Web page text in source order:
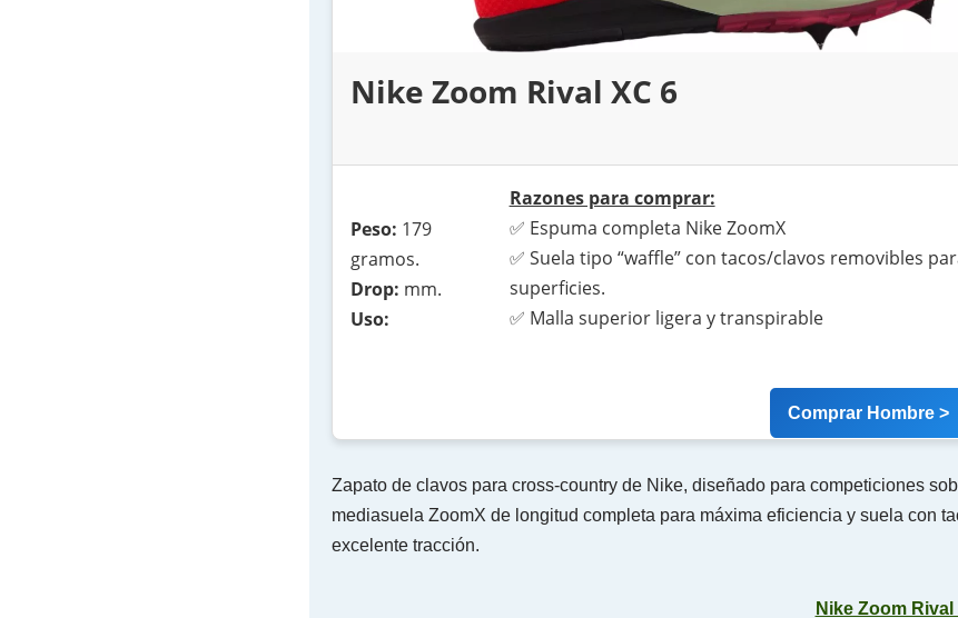
Nike Zoom Rival XC 6
Peso: 179
gramos.
Drop: mm.
Uso:
Razones para comprar:
✅ Espuma completa Nike ZoomX
✅ Suela tipo “waffle” con tacos/clavos removibles
superficies.
✅ Malla superior ligera y transpirable
Comprar Hombre >
Zapato de clavos para cross-country de Nike, diseñado para competiciones
mediasuela ZoomX de longitud completa para máxima eficiencia y suela con
excelente tracción.
Nike Zoom